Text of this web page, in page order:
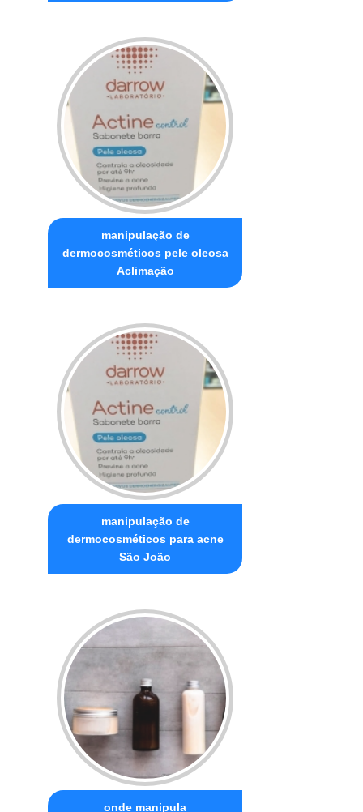
manipulação de
dermocosméticos pele oleosa
Aclimação
manipulação de
dermocosméticos para acne
São João
onde manipula